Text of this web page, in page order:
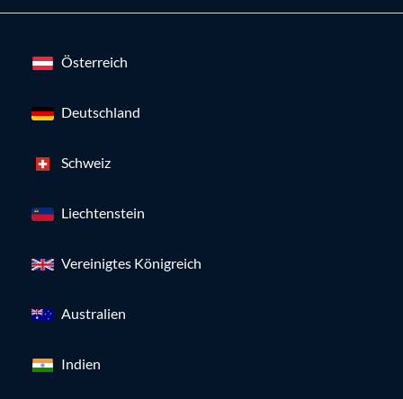
Österreich
Deutschland
Schweiz
Liechtenstein
Vereinigtes Königreich
Australien
Indien